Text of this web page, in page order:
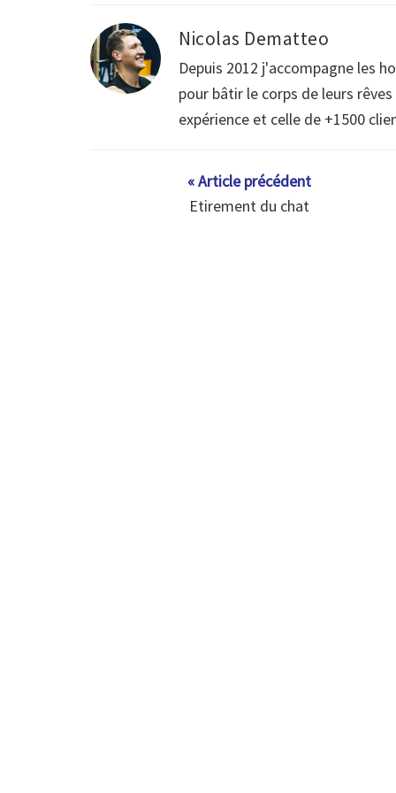
Nicolas Dematteo
Depuis 2012 j'accompagne les
pour bâtir le corps de leurs
expérience et celle de +1500
« Article précédent
Etirement du chat